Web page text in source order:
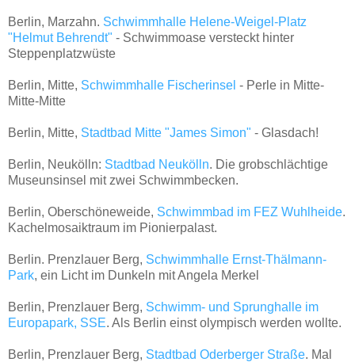
Berlin, Marzahn. Schwimmhalle Helene-Weigel-Platz
"Helmut Behrendt" - Schwimmoase versteckt hinter
Steppenplatzwüste
Berlin, Mitte, Schwimmhalle Fischerinsel - Perle in Mitte-
Mitte-Mitte
Berlin, Mitte, Stadtbad Mitte "James Simon" - Glasdach!
Berlin, Neukölln: Stadtbad Neukölln. Die grobschlächtige
Museunsinsel mit zwei Schwimmbecken.
Berlin, Oberschöneweide, Schwimmbad im FEZ Wuhlheide.
Kachelmosaiktraum im Pionierpalast.
Berlin. Prenzlauer Berg, Schwimmhalle Ernst-Thälmann-
Park, ein Licht im Dunkeln mit Angela Merkel
Berlin, Prenzlauer Berg, Schwimm- und Sprunghalle im
Europapark, SSE. Als Berlin einst olympisch werden wollte.
Berlin, Prenzlauer Berg, Stadtbad Oderberger Straße. Mal